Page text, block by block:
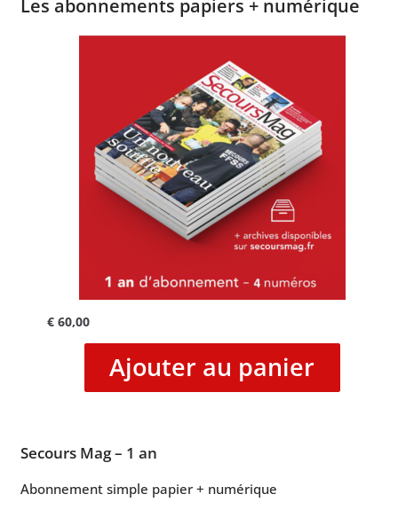
Les abonnements papiers + numérique
€60,00
Ajouter au panier
Secours Mag – 1 an
Abonnement simple papier + numérique